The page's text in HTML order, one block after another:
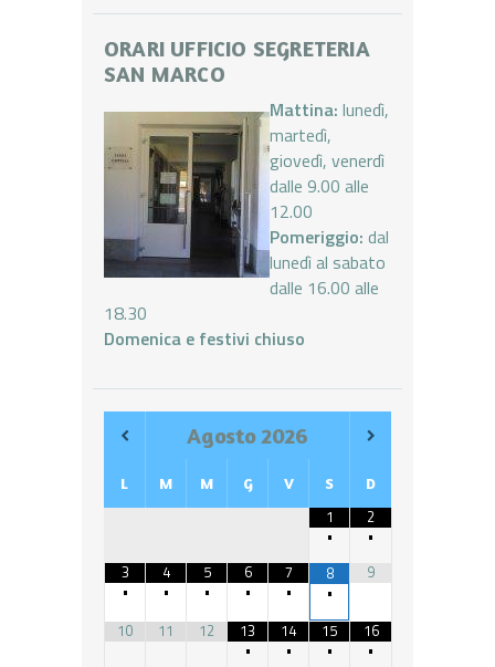
ORARI UFFICIO SEGRETERIA
SAN MARCO
Mattina: lunedì,
martedì,
giovedì, venerdì
dalle 9.00 alle
12.00
Pomeriggio: dal
lunedì al sabato
dalle 16.00 alle
18.30
Domenica e festivi chiuso
Agosto 2026
L M M G V S D
1
•
2
•
3
•
4
•
5
•
6
•
7
•
8
•
9
10 11 12
13
•
14
•
15
•
16
•